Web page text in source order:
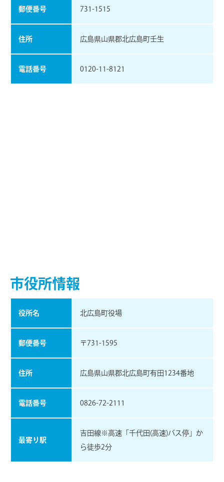
郵便番号 731-1515
住所 広島県⼭県郡北広島町壬⽣
電話番号 0120-11-8121
市役所情報
役所名 北広島町役場
郵便番号 〒731-1595
住所 広島県山県郡北広島町有田1234番地
電話番号 0826-72-2111
最寄り駅
吉田線※高速「千代田(高速)バス停」か
ら徒歩2分